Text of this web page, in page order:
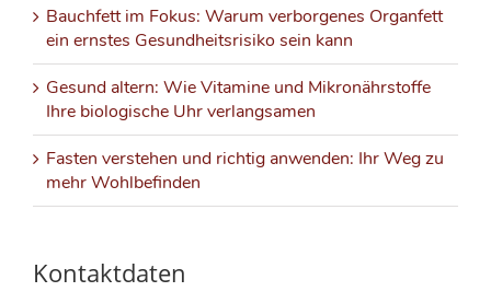
Bauchfett im Fokus: Warum verborgenes Organfett
ein ernstes Gesundheitsrisiko sein kann
Gesund altern: Wie Vitamine und Mikronährstoffe
Ihre biologische Uhr verlangsamen
Fasten verstehen und richtig anwenden: Ihr Weg zu
mehr Wohlbefinden
Kontaktdaten